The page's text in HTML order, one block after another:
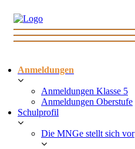
Anmeldungen
Anmeldungen Klasse 5
Anmeldungen Oberstufe
Schulprofil
Die MNGe stellt sich vor